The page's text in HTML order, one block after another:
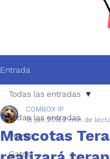
Entrada
Todas las entradas
Perros
Gatos
Todas las entradas
Mascotas
COMBOX IP
18 jun 20182 min de